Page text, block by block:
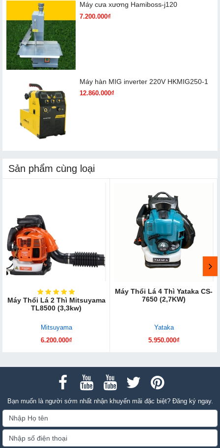
Máy cưa xương Hamiboss-j120
7.200.000₫
Máy hàn MIG inverter 220V HKMIG250-1
12.860.000₫
Sản phẩm cùng loại
Máy Thổi Lá 2 Thì Mitsuyama
TL8500 (3,3kw)
Mitsuyama
6.200.000₫
Máy Thổi Lá 4 Thì Yataka CS-
7650 (2,7KW)
Yataka
5.950.000₫
Bạn muốn là người sớm nhất nhận khuyến mãi đặc biệt? Đăng ký ngay.